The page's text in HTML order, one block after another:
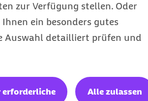
zur Verfügung stellen. Oder
ein besonders gutes
Auswahl detailliert prüfen und
erforderliche Alle zulassen